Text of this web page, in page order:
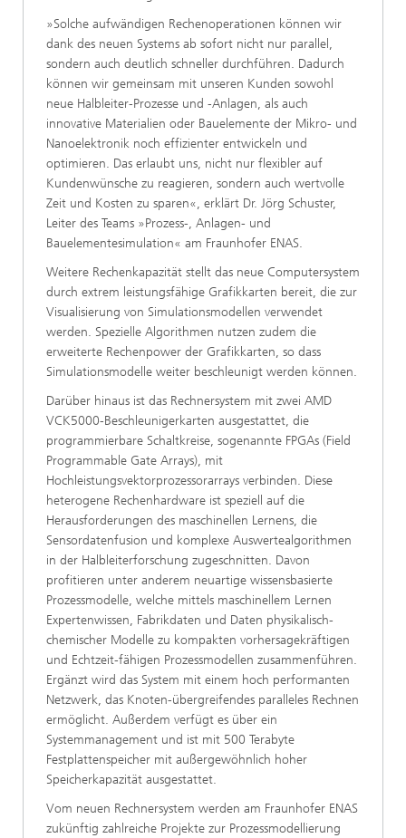
»Solche aufwändigen Rechenoperationen können wir
dank des neuen Systems ab sofort nicht nur parallel,
sondern auch deutlich schneller durchführen. Dadurch
können wir gemeinsam mit unseren Kunden sowohl
neue Halbleiter-Prozesse und -Anlagen, als auch
innovative Materialien oder Bauelemente der Mikro- und
Nanoelektronik noch effizienter entwickeln und
optimieren. Das erlaubt uns, nicht nur flexibler auf
Kundenwünsche zu reagieren, sondern auch wertvolle
Zeit und Kosten zu sparen«, erklärt Dr. Jörg Schuster,
Leiter des Teams »Prozess-, Anlagen- und
Bauelementesimulation« am Fraunhofer ENAS.
Weitere Rechenkapazität stellt das neue Computersystem
durch extrem leistungsfähige Grafikkarten bereit, die zur
Visualisierung von Simulationsmodellen verwendet
werden. Spezielle Algorithmen nutzen zudem die
erweiterte Rechenpower der Grafikkarten, so dass
Simulationsmodelle weiter beschleunigt werden können.
Darüber hinaus ist das Rechnersystem mit zwei AMD
VCK5000-Beschleunigerkarten ausgestattet, die
programmierbare Schaltkreise, sogenannte FPGAs (Field
Programmable Gate Arrays), mit
Hochleistungsvektorprozessorarrays verbinden. Diese
heterogene Rechenhardware ist speziell auf die
Herausforderungen des maschinellen Lernens, die
Sensordatenfusion und komplexe Auswertealgorithmen
in der Halbleiterforschung zugeschnitten. Davon
profitieren unter anderem neuartige wissensbasierte
Prozessmodelle, welche mittels maschinellem Lernen
Expertenwissen, Fabrikdaten und Daten physikalisch-
chemischer Modelle zu kompakten vorhersagekräftigen
und Echtzeit-fähigen Prozessmodellen zusammenführen.
Ergänzt wird das System mit einem hoch performanten
Netzwerk, das Knoten-übergreifendes paralleles Rechnen
ermöglicht. Außerdem verfügt es über ein
Systemmanagement und ist mit 500 Terabyte
Festplattenspeicher mit außergewöhnlich hoher
Speicherkapazität ausgestattet.
Vom neuen Rechnersystem werden am Fraunhofer ENAS
zukünftig zahlreiche Projekte zur Prozessmodellierung